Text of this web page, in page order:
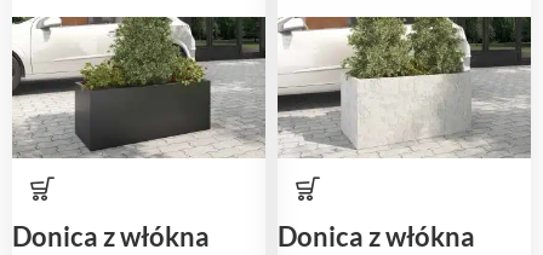
Donica z włókna
Donica z włókna